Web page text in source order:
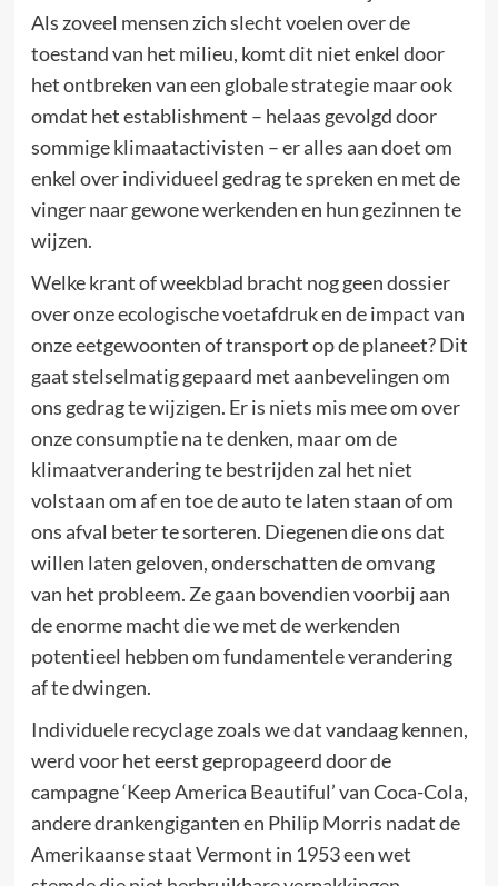
Als zoveel mensen zich slecht voelen over de
toestand van het milieu, komt dit niet enkel door
het ontbreken van een globale strategie maar ook
omdat het establishment – helaas gevolgd door
sommige klimaatactivisten – er alles aan doet om
enkel over individueel gedrag te spreken en met de
vinger naar gewone werkenden en hun gezinnen te
wijzen.
Welke krant of weekblad bracht nog geen dossier
over onze ecologische voetafdruk en de impact van
onze eetgewoonten of transport op de planeet? Dit
gaat stelselmatig gepaard met aanbevelingen om
ons gedrag te wijzigen. Er is niets mis mee om over
onze consumptie na te denken, maar om de
klimaatverandering te bestrijden zal het niet
volstaan om af en toe de auto te laten staan of om
ons afval beter te sorteren. Diegenen die ons dat
willen laten geloven, onderschatten de omvang
van het probleem. Ze gaan bovendien voorbij aan
de enorme macht die we met de werkenden
potentieel hebben om fundamentele verandering
af te dwingen.
Individuele recyclage zoals we dat vandaag kennen,
werd voor het eerst gepropageerd door de
campagne ‘Keep America Beautiful’ van Coca-Cola,
andere drankengiganten en Philip Morris nadat de
Amerikaanse staat Vermont in 1953 een wet